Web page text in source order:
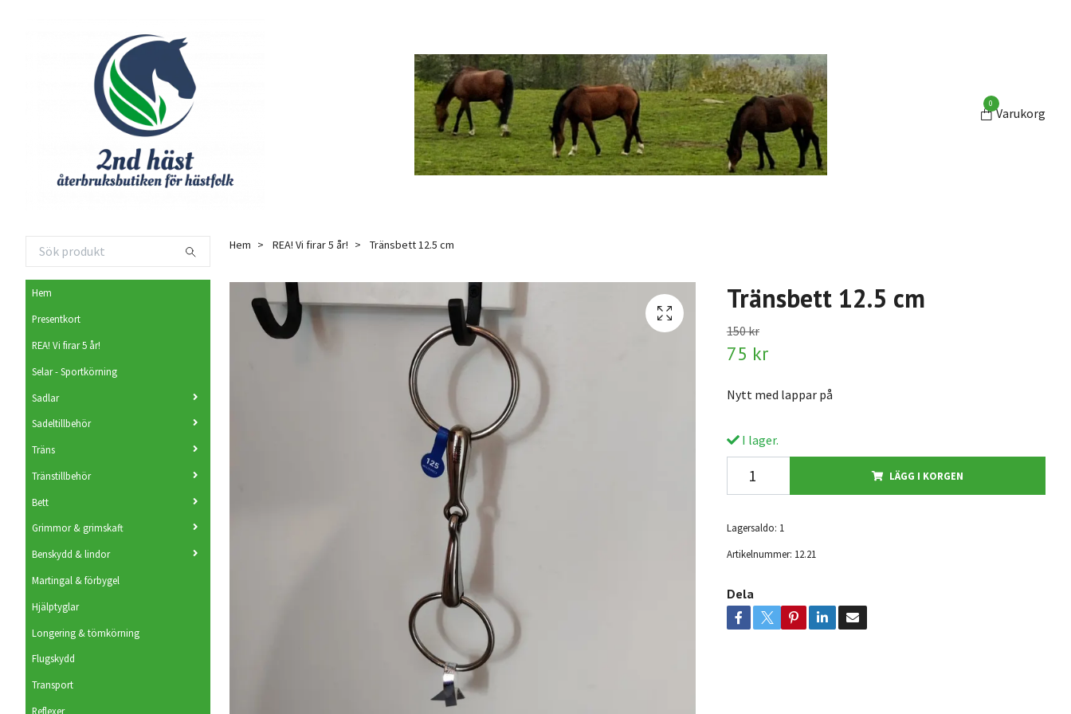
0
Varukorg
Hem
Presentkort
REA! Vi firar 5 år!
Selar - Sportkörning
Sadlar
Sadeltillbehör
Träns
Tränstillbehör
Bett
Grimmor & grimskaft
Benskydd & lindor
Martingal & förbygel
Hjälptyglar
Longering & tömkörning
Flugskydd
Transport
Reflexer
Hem REA! Vi firar 5 år! Tränsbett 12.5 cm
Tränsbett 12.5 cm
150 kr
75 kr
Nytt med lappar på
I lager.
LÄGG I KORGEN
Lagersaldo: 1
Artikelnummer: 12.21
Dela